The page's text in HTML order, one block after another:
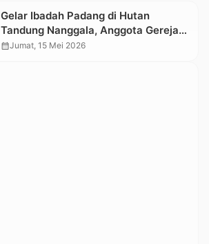
Gelar Ibadah Padang di Hutan
Tandung Nanggala, Anggota Gereja
Toraja Jemaat Penanian Komitmen
calendar_monthJumat, 15 Mei 2026